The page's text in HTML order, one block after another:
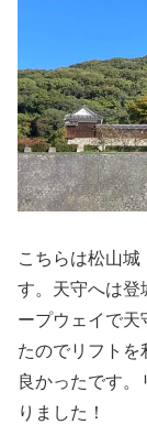
こちらは松山城
す。天守へは登
ープウェイで天
たのでリフトを
良かったです
りました！